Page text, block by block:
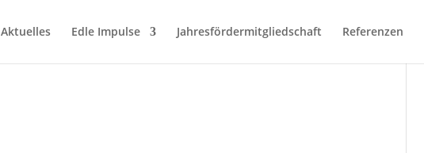
Aktuelles Edle Impulse Jahresfördermitgliedschaft Referenzen